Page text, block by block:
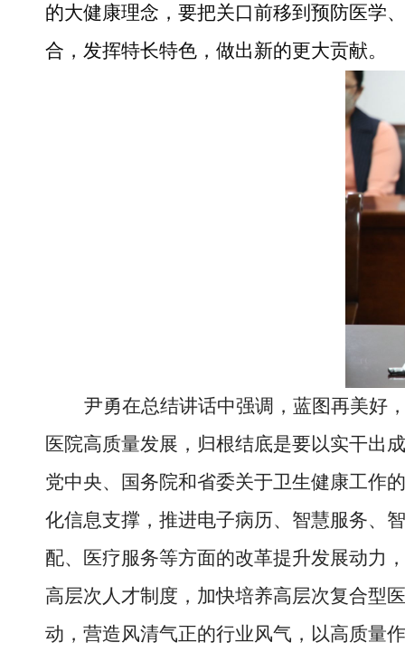
的大健康理念，要把关口前移到预防医学
合，发挥特长特色，做出新的更大贡献。
尹勇在总结讲话中强调，蓝图再美好
医院高质量发展，归根结底是要以实干出
党中央、国务院和省委关于卫生健康工作
化信息支撑，推进电子病历、智慧服务、
配、医疗服务等方面的改革提升发展动力
高层次人才制度，加快培养高层次复合型
动，营造风清气正的行业风气，以高质量